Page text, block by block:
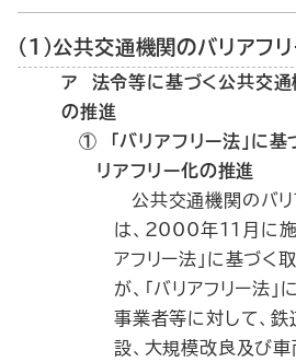
（１）公共交通機関のバリアフ
ア 法令等に基づく公共交通
の推進
① 「バリアフリー法」に
リアフリー化の推進
公共交通機関のバ
は、2000年11月に施
アフリー法」に基づく
が、「バリアフリー法
事業者等に対して、
設、大規模改良及び